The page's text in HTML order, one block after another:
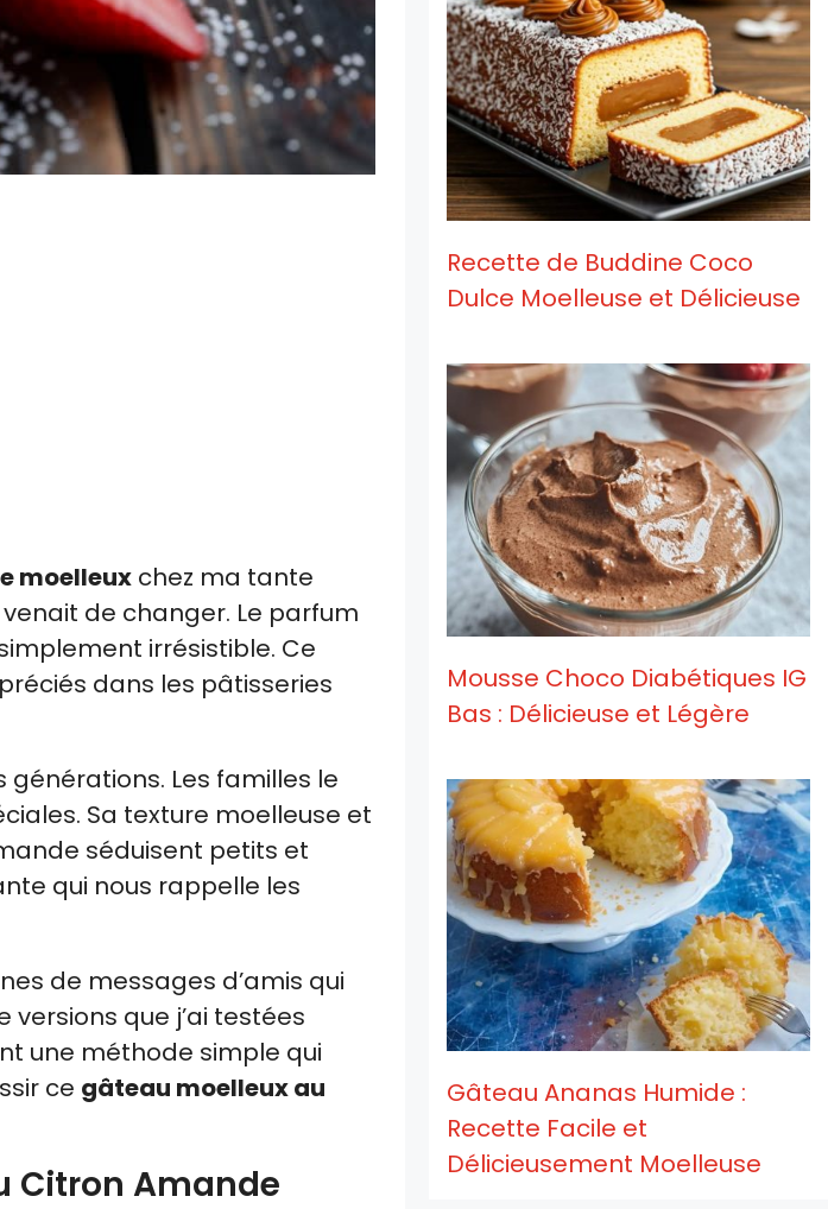
moelleux chez ma tante
de changer. Le parfum
irrésistible. Ce
dans les pâtisseries
Les familles le
Sa texture moelleuse et
séduisent petits et
qui nous rappelle les
de messages d’amis qui
que j’ai testées
une méthode simple qui
ce gâteau moelleux au
Citron Amande
Recette de Buddine Coco
Dulce Moelleuse et Délicieuse
Mousse Choco Diabétiques IG
Bas : Délicieuse et Légère
Gâteau Ananas Humide :
Recette Facile et
Délicieusement Moelleuse